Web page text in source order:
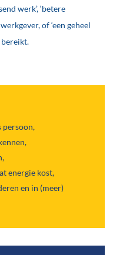
werk’, ‘betere
of ‘een geheel
bereikt.
persoon,
energie kost,
en in (meer)